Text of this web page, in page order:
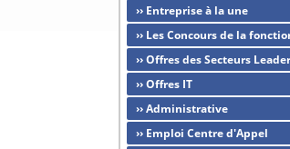
›› Entreprise à la une
›› Les Concours de la
›› Offres des Secteurs
›› Offres IT
›› Administrative
›› Emploi Centre d'Appel